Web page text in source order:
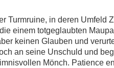
Turmruine, in deren Umfeld
einem totgeglaubten
keinen Glauben und
an seine Unschuld und
Mönch. Patience